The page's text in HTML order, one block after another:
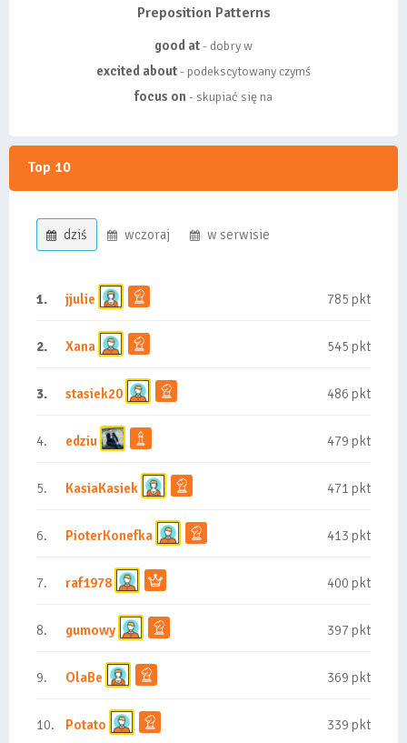
Preposition Patterns
good at- dobry w
excited about- podekscytowany czymś
focus on- skupiać się na
Top 10
dziś wczoraj w serwisie
1. jjulie 785 pkt
2. Xana 545 pkt
3. stasiek20 486 pkt
4. edziu 479 pkt
5. KasiaKasiek 471 pkt
6. PioterKonefka 413 pkt
7. raf1978 400 pkt
8. gumowy 397 pkt
9. OlaBe 369 pkt
10. Potato 339 pkt